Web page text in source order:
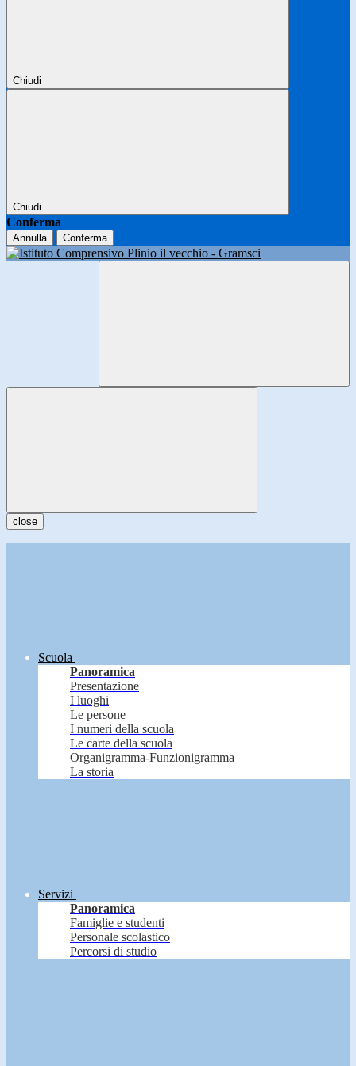
Chiudi
Chiudi
Conferma
Annulla Conferma
close
Scuola
Panoramica
Presentazione
I luoghi
Le persone
I numeri della scuola
Le carte della scuola
Organigramma-Funzionigramma
La storia
Servizi
Panoramica
Famiglie e studenti
Personale scolastico
Percorsi di studio